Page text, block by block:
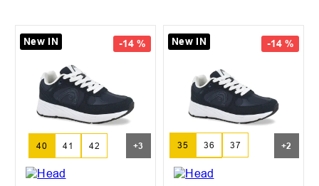
-14 %
New IN
40 41 42 +3
-14 %
New IN
35 36 37
38 39
+2